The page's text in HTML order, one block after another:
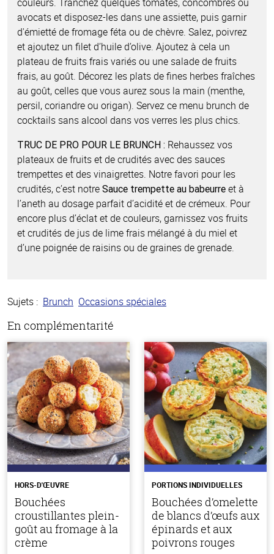
avocats et disposez-les dans une assiette, puis garnir
d'émietté de fromage féta ou de chèvre. Salez, poivrez
et ajoutez un filet d’huile d’olive. Ajoutez à cela un
plateau de fruits frais variés ou une salade de fruits
frais, au goût. Décorez les plats de fines herbes fraîches
au goût, celles que vous aurez sous la main (menthe,
persil, coriandre ou origan). Servez ce menu brunch de
cocktails sans alcool dans vos verres les plus chics.
TRUC DE PRO POUR LE BRUNCH : Rehaussez vos
plateaux de fruits et de crudités avec des sauces
trempettes et des vinaigrettes. Notre favori pour les
crudités, c’est notre Sauce trempette au babeurre et à
l’aneth au dosage parfait d’acidité et de crémeux. Pour
encore plus d’éclat et de couleurs, garnissez vos fruits
et crudités de jus de lime frais mélangé à du miel et
d’une poignée de raisins ou de graines de grenade.
Sujets : Brunch Occasions spéciales
En complémentarité
HORS-D'ŒUVRE
Bouchées
croustillantes plein-
goût au fromage à la
crème
PORTIONS INDIVIDUELLES
Bouchées d’omelette
de blancs d’œufs aux
épinards et aux
poivrons rouges